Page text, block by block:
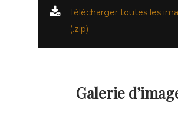
Télécharger toutes les
(.zip)
Galerie